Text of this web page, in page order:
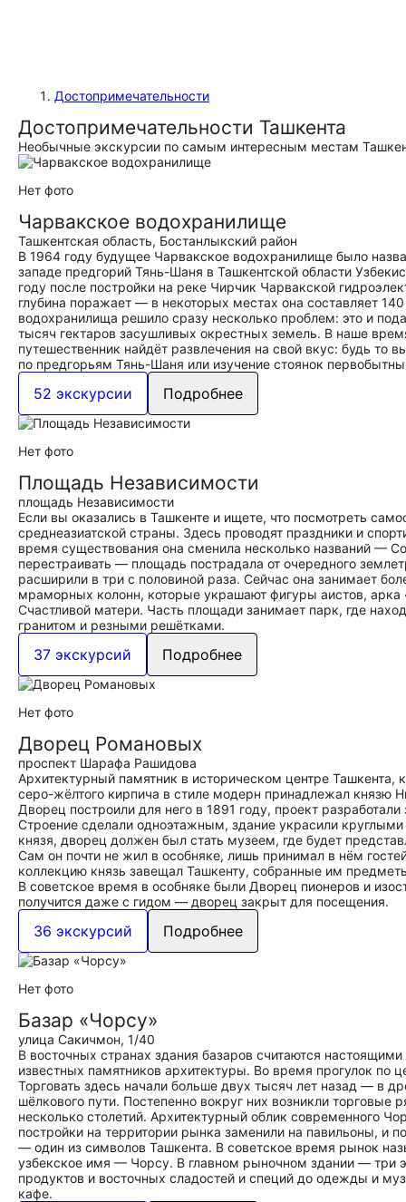
Достопримечательности
Достопримечательности Ташкента
Необычные экскурсии по самым интересным местам
Нет фото
Чарвакское водохранилище
Ташкентская область, Бостанлыкский район
В 1964 году будущее Чарвакское водохранилище было
западе предгорий Тянь-Шаня в Ташкентской области
году после постройки на реке Чирчик Чарвакской
глубина поражает — в некоторых местах она составляет
водохранилища решило сразу несколько проблем: это и
тысяч гектаров засушливых окрестных земель. В наше
путешественник найдёт развлечения на свой вкус: будь
по предгорьям Тянь-Шаня или изучение стоянок
52 экскурсии Подробнее
Нет фото
Площадь Независимости
площадь Независимости
Если вы оказались в Ташкенте и ищете, что посмотреть
среднеазиатской страны. Здесь проводят праздники и
время существования она сменила несколько названий —
перестраивать — площадь пострадала от очередного
расширили в три с половиной раза. Сейчас она занимает
мраморных колонн, которые украшают фигуры аистов, арка
Счастливой матери. Часть площади занимает парк, где
гранитом и резными решётками.
37 экскурсий Подробнее
Нет фото
Дворец Романовых
проспект Шарафа Рашидова
Архитектурный памятник в историческом центре
серо-жёлтого кирпича в стиле модерн принадлежал князю
Дворец построили для него в 1891 году, проект
Строение сделали одноэтажным, здание украсили
князя, дворец должен был стать музеем, где будет
Сам он почти не жил в особняке, лишь принимал в нём
коллекцию князь завещал Ташкенту, собранные им
В советское время в особняке были Дворец пионеров и
получится даже с гидом — дворец закрыт для посещения.
36 экскурсий Подробнее
Нет фото
Базар «Чорсу»
улица Сакичмон, 1/40
В восточных странах здания базаров считаются
известных памятников архитектуры. Во время прогулок
Торговать здесь начали больше двух тысяч лет назад — в
шёлкового пути. Постепенно вокруг них возникли
несколько столетий. Архитектурный облик современного
постройки на территории рынка заменили на павильоны,
— один из символов Ташкента. В советское время рынок
узбекское имя — Чорсу. В главном рыночном здании — три
продуктов и восточных сладостей и специй до одежды и
кафе.